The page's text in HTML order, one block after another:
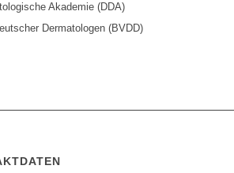
Akademie (DDA)
Dermatologen (BVDD)